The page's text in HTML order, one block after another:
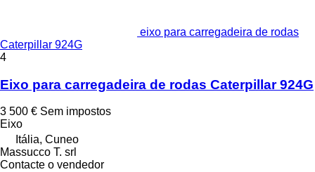
eixo para carregadeira de rodas
Caterpillar 924G
4
Eixo para carregadeira de rodas Caterpillar 924G
3 500 € Sem impostos
Eixo
Itália, Cuneo
Massucco T. srl
Contacte o vendedor